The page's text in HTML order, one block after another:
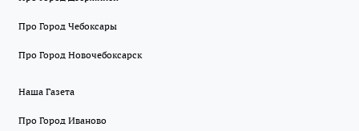
Про Город Чебоксары
Про Город Новочебоксарск
Наша Газета
Про Город Иваново